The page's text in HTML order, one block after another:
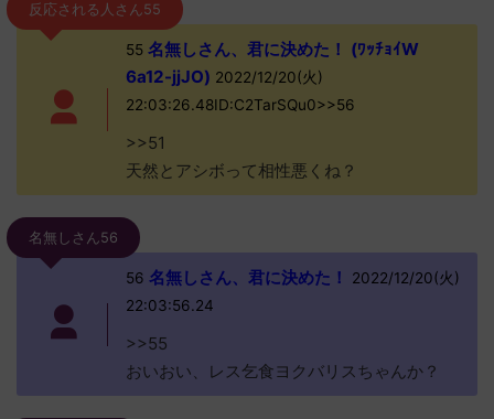
反応される人さん55
55名無しさん、君に決めた！ (ﾜｯﾁｮｲW
6a12-jjJO) 2022/12/20(火)
22:03:26.48ID:C2TarSQu0>>56
>>51
天然とアシボって相性悪くね？
名無しさん56
56 名無しさん、君に決めた！
2022/12/20(火)
22:03:56.24
>>55
おいおい、レス乞食ヨクバリスちゃんか？